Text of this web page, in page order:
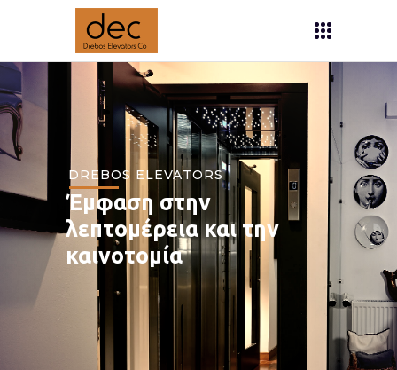
DREBOS ELEVATORS
Έμφαση στην
λεπτομέρεια και την
καινοτομία